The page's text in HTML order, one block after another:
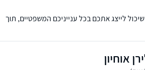
לייצג אתכם בכל ענייניכם המשפטיים, תוך
אוחיון